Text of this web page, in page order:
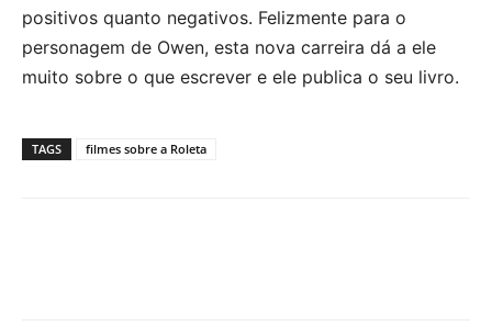
positivos quanto negativos. Felizmente para o
personagem de Owen, esta nova carreira dá a ele
muito sobre o que escrever e ele publica o seu livro.
TAGS filmes sobre a Roleta